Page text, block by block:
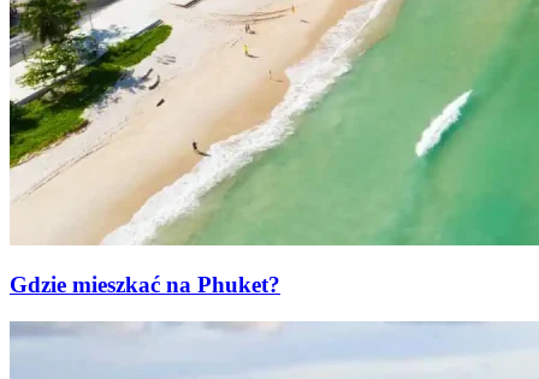
Gdzie mieszkać na Phuket?